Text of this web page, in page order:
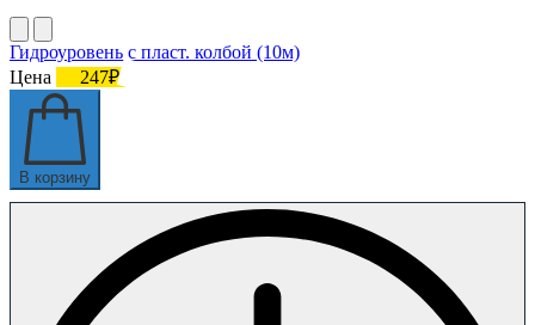
Гидроуровень с пласт. колбой (10м)
Цена
247₽
В корзину